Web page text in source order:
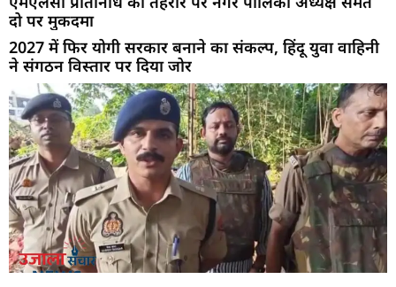
दो पर मुकदमा
2027 में फिर योगी सरकार बनाने का संकल्प, हिंदू युवा वाहिनी
ने संगठन विस्तार पर दिया जोर